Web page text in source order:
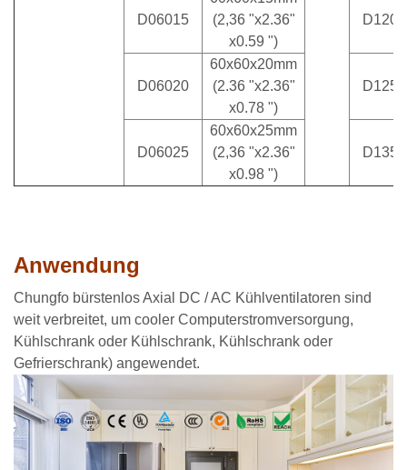
D06015
(2,36 "x2.36"
x0.59 ")
D06020
60x60x20mm
(2.36 "x2.36"
x0.78 ")
D06025
60x60x25mm
(2,36 "x2.36"
x0.98 ")
Anwendung
Chungfo bürstenlos Axial DC / AC Kühlventilatoren sind
weit verbreitet, um cooler Computerstromversorgung,
Kühlschrank oder Kühlschrank, Kühlschrank oder
Gefrierschrank) angewendet.